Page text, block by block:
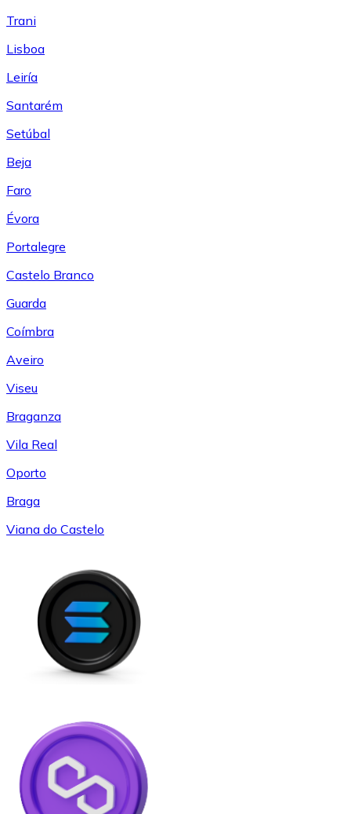
Trani
Lisboa
Leiría
Santarém
Setúbal
Beja
Faro
Évora
Portalegre
Castelo Branco
Guarda
Coímbra
Aveiro
Viseu
Braganza
Vila Real
Oporto
Braga
Viana do Castelo